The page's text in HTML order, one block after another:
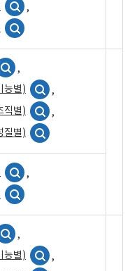
,
,
능별)
,
직별)
,
질별)
,
,
능별)
,